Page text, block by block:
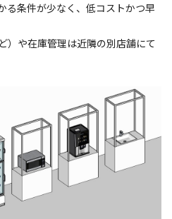
る条件が少なく、低コストかつ早
）や在庫管理は近隣の別店舗にて